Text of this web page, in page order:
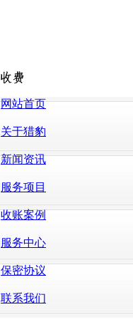
网站首页
关于猎豹
新闻资讯
服务项目
收账案例
服务中心
保密协议
联系我们